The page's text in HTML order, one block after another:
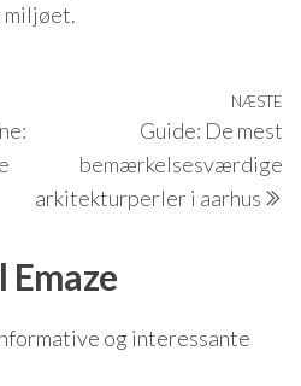
miljøet.
NÆSTE
Guide: De mest
bemærkelsesværdige
arkitekturperler i aarhus
og interessante